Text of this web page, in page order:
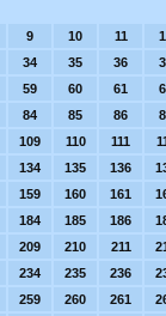
9 10 11
34 35 36
59 60 61
84 85 86
109 110 111
134 135 136
159 160 161
184 185 186
209 210 211
234 235 236
259 260 261